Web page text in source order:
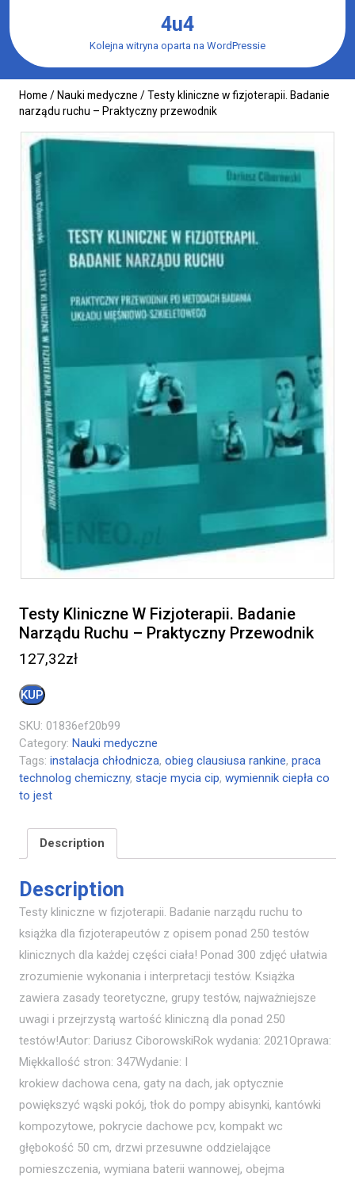
content
4u4
Kolejna witryna oparta na WordPressie
Home / Nauki medyczne / Testy kliniczne w fizjoterapii. Badanie
narządu ruchu – Praktyczny przewodnik
Testy Kliniczne W Fizjoterapii. Badanie
Narządu Ruchu – Praktyczny Przewodnik
127,32zł
KUP
SKU: 01836ef20b99
Category: Nauki medyczne
Tags: instalacja chłodnicza, obieg clausiusa rankine, praca
technolog chemiczny, stacje mycia cip, wymiennik ciepła co
to jest
Description
Description
Testy kliniczne w fizjoterapii. Badanie narządu ruchu to
książka dla fizjoterapeutów z opisem ponad 250 testów
klinicznych dla każdej części ciała! Ponad 300 zdjęć ułatwia
zrozumienie wykonania i interpretacji testów. Książka
zawiera zasady teoretyczne, grupy testów, najważniejsze
uwagi i przejrzystą wartość kliniczną dla ponad 250
testów!Autor: Dariusz CiborowskiRok wydania: 2021Oprawa:
MiękkaIlość stron: 347Wydanie: I
krokiew dachowa cena, gaty na dach, jak optycznie
powiększyć wąski pokój, tłok do pompy abisynki, kantówki
kompozytowe, pokrycie dachowe pcv, kompakt wc
głębokość 50 cm, drzwi przesuwne oddzielające
pomieszczenia, wymiana baterii wannowej, obejma